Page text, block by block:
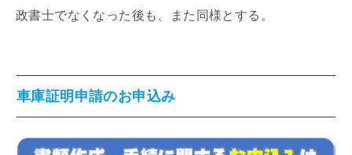
政書士でなくなった後も、また同様とする。
車庫証明申請のお申込み